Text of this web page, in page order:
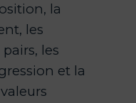
la
les
les
et la